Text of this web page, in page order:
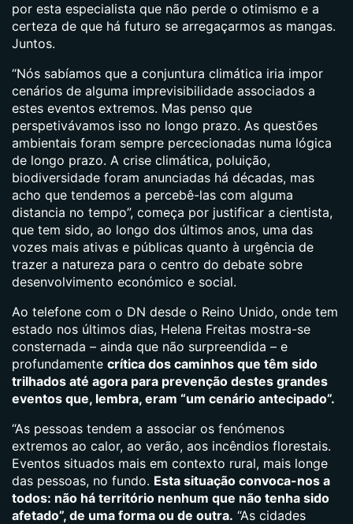
por esta especialista que não perde o otimismo e a
certeza de que há futuro se arregaçarmos as mangas.
Juntos.
“Nós sabíamos que a conjuntura climática iria impor
cenários de alguma imprevisibilidade associados a
estes eventos extremos. Mas penso que
perspetivávamos isso no longo prazo. As questões
ambientais foram sempre percecionadas numa lógica
de longo prazo. A crise climática, poluição,
biodiversidade foram anunciadas há décadas, mas
acho que tendemos a percebê-las com alguma
distancia no tempo”, começa por justificar a cientista,
que tem sido, ao longo dos últimos anos, uma das
vozes mais ativas e públicas quanto à urgência de
trazer a natureza para o centro do debate sobre
desenvolvimento económico e social.
Ao telefone com o DN desde o Reino Unido, onde tem
estado nos últimos dias, Helena Freitas mostra-se
consternada – ainda que não surpreendida – e
profundamente crítica dos caminhos que têm sido
trilhados até agora para prevenção destes grandes
eventos que, lembra, eram “um cenário antecipado”.
“As pessoas tendem a associar os fenómenos
extremos ao calor, ao verão, aos incêndios florestais.
Eventos situados mais em contexto rural, mais longe
das pessoas, no fundo. Esta situação convoca-nos a
todos: não há território nenhum que não tenha sido
afetado”, de uma forma ou de outra. “As cidades